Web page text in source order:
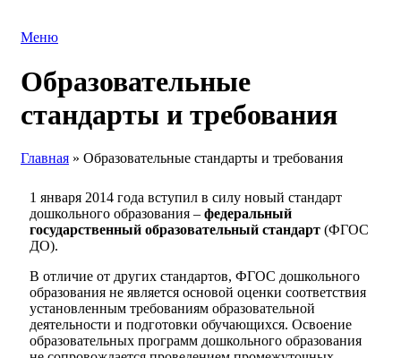
Меню
Образовательные
стандарты и требования
Главная » Образовательные стандарты и требования
1 января 2014 года вступил в силу новый стандарт
дошкольного образования – федеральный
государственный образовательный стандарт (ФГОС
ДО).
В отличие от других стандартов, ФГОС дошкольного
образования не является основой оценки соответствия
установленным требованиям образовательной
деятельности и подготовки обучающихся. Освоение
образовательных программ дошкольного образования